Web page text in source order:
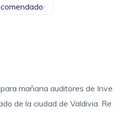
mañana auditores de Inve
de la ciudad de Valdivia. Re